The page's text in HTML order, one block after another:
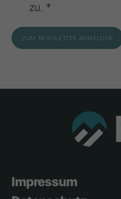
zu. *
Impressum